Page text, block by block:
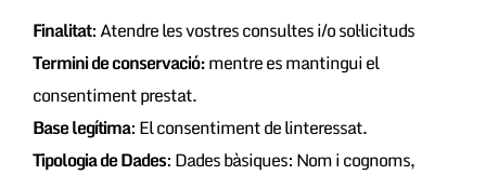
Finalitat: Atendre les vostres consultes i/o sol·licituds
Termini de conservació:mentre es mantingui el
consentiment prestat.
Base legítima: El consentiment de linteressat.
Tipologia de Dades: Dades bàsiques: Nom i cognoms,